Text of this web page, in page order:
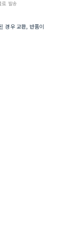
로 발송
경우 교환, 반품이